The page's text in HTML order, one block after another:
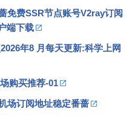
免费SSR节点账号V2ray订阅
端下载
年8 月每天更新:科学上网
购买推荐-01
场订阅地址稳定番蔷